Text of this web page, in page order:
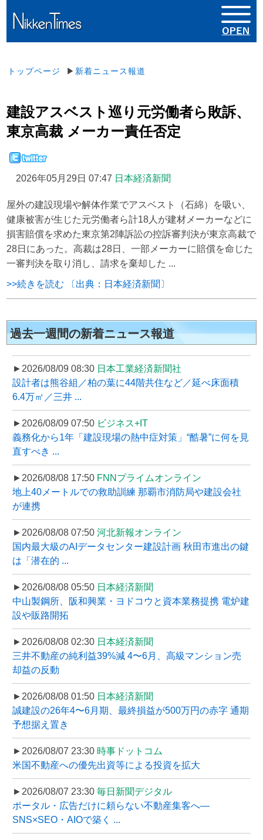
トップページ ▶ 新着ニュース報道
建設アスベスト巡り元労働者ら敗訴、
東京高裁 メーカー責任否定
2026年05月29日 07:47 日本経済新聞
屋外の建設現場や解体作業でアスベスト（石綿）を吸い、
健康被害が生じた元労働者ら計18人が建材メーカーなどに
損害賠償を求めた東京第2陣訴訟の控訴審判決が東京高裁で
28日にあった。高裁は28日、一部メーカーに賠償を命じた
一審判決を取り消し、請求を棄却した ...
>>続きを読む 〔出典：日本経済新聞〕
過去一週間の新着ニュース報道
►2026/08/09 08:30 日本工業経済新聞社
設計者は熊谷組／柏の葉に44階共住など／延べ床面積
6.4万㎡／三井 ...
►2026/08/09 07:50 ビジネス+IT
義務化から1年「建設現場の熱中症対策」“酷暑”に何を見
直すべき ...
►2026/08/08 17:50 FNNプライムオンライン
地上40メートルでの救助訓練 那覇市消防局や建設会社
が連携
►2026/08/08 07:50 河北新報オンライン
国内最大級のAIデータセンター建設計画 秋田市進出の鍵
は「潜在的 ...
►2026/08/08 05:50 日本経済新聞
中山製鋼所、阪和興業・ヨドコウと資本業務提携 電炉建
設や販路開拓
►2026/08/08 02:30 日本経済新聞
三井不動産の純利益39%減 4〜6月、高級マンション売
却益の反動
►2026/08/08 01:50 日本経済新聞
誠建設の26年4〜6月期、最終損益が500万円の赤字 通期
予想据え置き
►2026/08/07 23:30 時事ドットコム
米国不動産への優先出資等による投資を拡大
►2026/08/07 23:30 毎日新聞デジタル
ポータル・広告だけに頼らない不動産集客へ―
SNS×SEO・AIOで築く ...